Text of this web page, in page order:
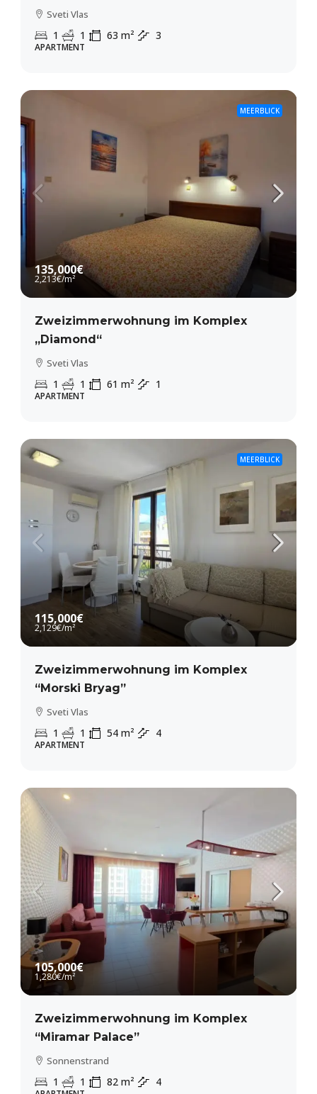
Sveti Vlas
1 1 63 m² 3
APARTMENT
MEERBLICK
135,000€
2,213€/m²
Zweizimmerwohnung im Komplex
„Diamond“
Sveti Vlas
1 1 61 m² 1
APARTMENT
MEERBLICK
115,000€
2,129€/m²
Zweizimmerwohnung im Komplex
“Morski Bryag”
Sveti Vlas
1 1 54 m² 4
APARTMENT
105,000€
1,280€/m²
Zweizimmerwohnung im Komplex
“Miramar Palace”
Sonnenstrand
1 1 82 m² 4